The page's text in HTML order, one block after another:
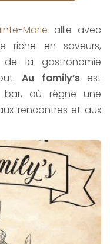
Marie allie avec
riche en saveurs,
de la gastronomie
Au family’sest
bar, où règne une
rencontres et aux